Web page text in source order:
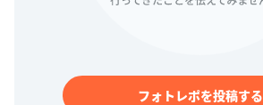
フォトレポを投稿する